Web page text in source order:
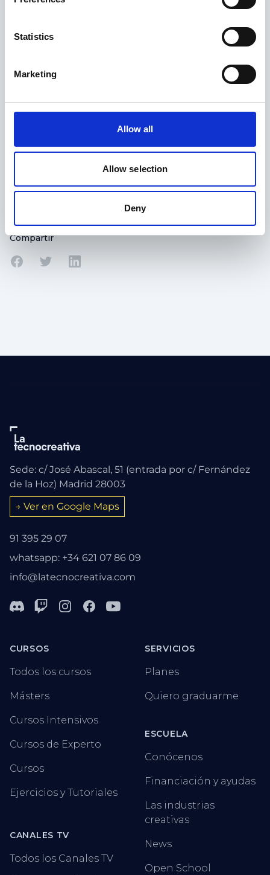
Statistics
Marketing
Allow all
Allow selection
Deny
Compartir
Compartir en Facebook
Compartir en Twitter
Compartir en Linkedin
Sede: c/ José Abascal, 51 (entrada por c/ Fernández
de la Hoz) Madrid 28003
→ Ver en Google Maps
91 395 29 07
whatsapp: +34 621 07 86 09
info@latecnocreativa.com
DiscordTwitchInstagram
FacebookYoutube
CURSOS
Todos los cursos
Másters
Cursos Intensivos
Cursos de Experto
Cursos
Ejercicios y Tutoriales
CANALES TV
Todos los Canales TV
SERVICIOS
Planes
Quiero graduarme
ESCUELA
Conócenos
Financiación y ayudas
Las industrias
creativas
News
Open School